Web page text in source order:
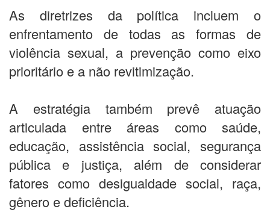
As diretrizes da política incluem o
enfrentamento de todas as formas de
violência sexual, a prevenção como eixo
prioritário e a não revitimização.
A estratégia também prevê atuação
articulada entre áreas como saúde,
educação, assistência social, segurança
pública e justiça, além de considerar
fatores como desigualdade social, raça,
gênero e deficiência.